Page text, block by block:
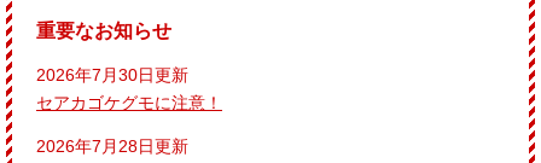
重要なお知らせ
2026年7月30日更新
セアカゴケグモに注意！
2026年7月28日更新